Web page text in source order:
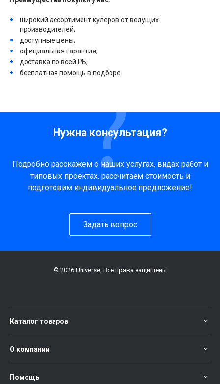
широкий ассортимент кулеров от ведущих
производителей;
доступные цены;
официальная гарантия;
доставка по всей РБ;
бесплатная помощь в подборе.
Нужна консультация?
Подробно расскажем о наших услугах, видах работ и
типовых проектах, рассчитаем стоимость и
подготовим индивидуальное предложение!
Задать вопрос
© 2026 Universe, Все права защищены
Каталог товаров
О компании
Помощь